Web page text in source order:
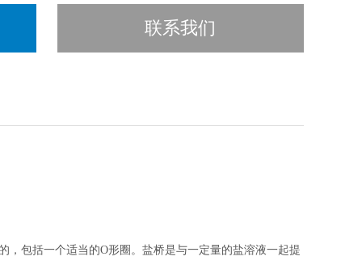
联系我们
，包括一个适当的O形圈。盐桥是与一定量的盐溶液一起提